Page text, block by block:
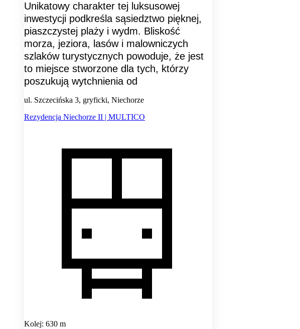
Unikatowy charakter tej luksusowej
inwestycji podkreśla sąsiedztwo pięknej,
piaszczystej plaży i wydm. Bliskość
morza, jeziora, lasów i malowniczych
szlaków turystycznych powoduje, że jest
to miejsce stworzone dla tych, którzy
poszukują wytchnienia od
ul. Szczecińska 3, gryficki, Niechorze
Rezydencja Niechorze II | MULTICO
Kolej: 630 m